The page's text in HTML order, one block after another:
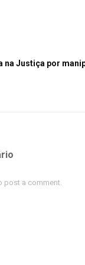
na Justiça por
post a comment.